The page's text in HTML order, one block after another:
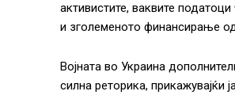
активистите, ваквите
и зголеменото финансирање
Војната во Украина
силна реторика, прикажувајќи